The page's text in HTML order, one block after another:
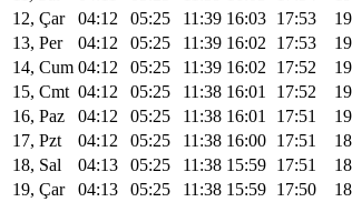
12, Çar
04:12 05:25 11:39 16:03 17:53
13, Per
04:12 05:25 11:39 16:02 17:53
14, Cum 04:12 05:25 11:39 16:02 17:52
15, Cmt 04:12 05:25 11:38 16:01 17:52
16, Paz
04:12 05:25 11:38 16:01 17:51
17, Pzt
04:12 05:25 11:38 16:00 17:51
18, Sal
04:13 05:25 11:38 15:59 17:51
19, Çar
04:13 05:25 11:38 15:59 17:50